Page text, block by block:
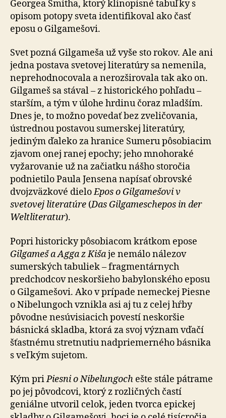
Georgea Smitha, ktorý klinopisné tabuľky s
opisom potopy sveta identifikoval ako časť
eposu o Gilgamešovi.
Svet pozná Gilgameša už vyše sto rokov. Ale ani
jedna postava svetovej literatúry sa nemenila,
neprehodnocovala a nerozširovala tak ako on.
Gilgameš sa stával – z historického pohľadu –
starším, a tým v úlohe hrdinu čoraz mladším.
Dnes je, to možno povedať bez zveličovania,
ústrednou postavou sumerskej literatúry,
jediným ďaleko za hranice Sumeru pôsobiacim
zjavom onej ranej epochy; jeho mnohoraké
vyžarovanie už na začiatku nášho storočia
podnietilo Paula Jensena napísať obrovské
dvojzväzkové dieloEpos o Gilgamešovi v
svetovej literatúre (Das Gilgameschepos in der
Weltliteratur).
Popri historicky pôsobiacom krátkom epose
Gilgameš a Agga z Kišaje nemálo nálezov
sumerských tabuliek – fragmentárnych
predchodcov neskoršieho babylonského eposu
o Gilgamešovi. Ako v prípade nemeckej Piesne
o Nibelungoch vznikla asi aj tu z celej hŕby
pôvodne nesúvisiacich povestí neskoršie
básnická skladba, ktorá za svoj význam vďačí
šťastnému stretnutiu nadpriemerného básnika
s veľkým sujetom.
Kým priPiesni o Nibelungoch ešte stále pátrame
po jej pôvodcovi, ktorý z rozličných častí
geniálne utvoril celok, jeden tvorca epickej